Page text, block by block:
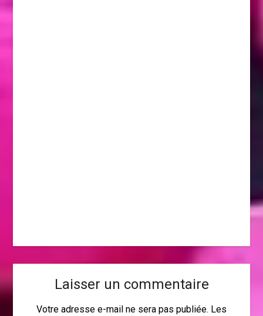
Laisser un commentaire
Votre adresse e-mail ne sera pas publiée. Les